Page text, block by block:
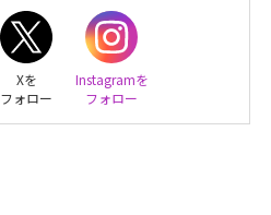
Xを
フォロー
Instagramを
フォロー